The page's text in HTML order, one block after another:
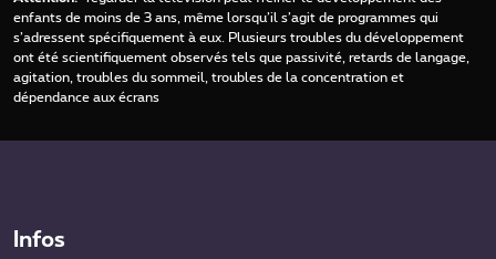
enfants de moins de 3 ans, même lorsqu’il s’agit de programmes qui
s’adressent spécifiquement à eux. Plusieurs troubles du développement
ont été scientifiquement observés tels que passivité, retards de langage,
agitation, troubles du sommeil, troubles de la concentration et
dépendance aux écrans
Infos